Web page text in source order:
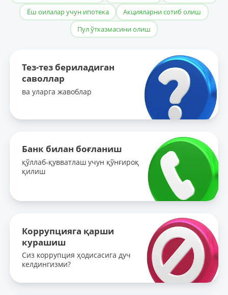
Ёш оилалар учун ипотека
Акцияларни сотиб олиш
Пул ўтказмасини олиш
Тез-тез бериладиган
саволлар
ва уларга жавоблар
Банк билан боғланиш
қўллаб-қувватлаш учун қўнғироқ
қилиш
Коррупцияга қарши
курашиш
Сиз коррупция ҳодисасига дуч
келдингизми?